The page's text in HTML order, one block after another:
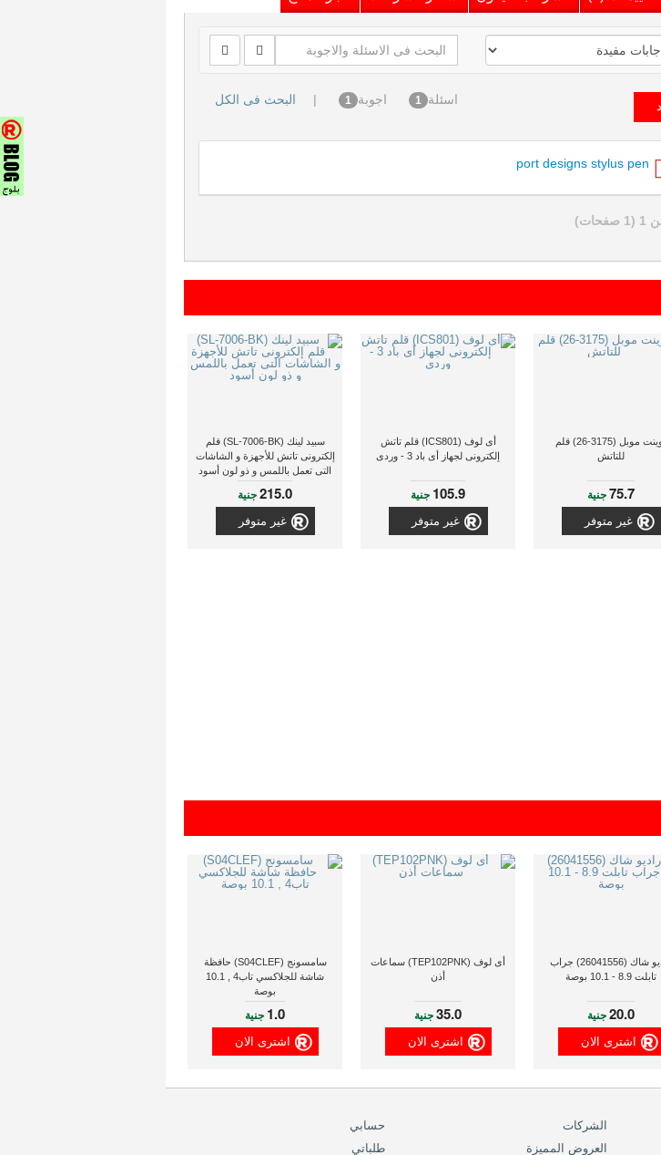
اسئلة 1 اجوبة 1
| البحث فى الكل
port designs stylus pen
بوينت موبل (3175-26) قلم
للتاتش
75.7جنية
غير متوفر
أى لوف (ICS801) قلم تاتش
إلكترونى لجهاز أى باد 3 - وردى
105.9 جنية
غير متوفر
سبيد لينك (SL-7006-BK) قلم
إلكترونى تاتش للأجهزة و الشاشات
التى تعمل باللمس و ذو لون أسود
215.0جنية
غير متوفر
راديو شاك (26041556) جراب
تابلت 8.9 - 10.1 بوصة
20.0جنية
اشترى الان
أى لوف (TEP102PNK) سماعات
أذن
35.0جنية
اشترى الان
سامسونج (S04CLEF) حافظة
شاشة للجلاكسي تاب4 , 10.1
بوصة
1.0 جنية
اشترى الان
الشركات
العروض المميزة
حسابي
طلباتي